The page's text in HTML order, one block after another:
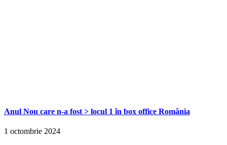
Anul Nou care n-a fost > locul 1 în box office România
1 octombrie 2024